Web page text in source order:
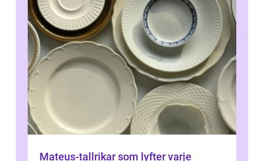
Mateus-tallrikar som lyfter varje